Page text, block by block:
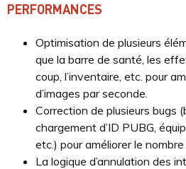
PERFORMANCES
Optimisation de plusieurs
que la barre de santé, les
coup, l’inventaire, etc. pour
d’images par seconde.
Correction de plusieurs bugs
chargement d’ID PUBG,
etc.) pour améliorer le
La logique d’annulation des